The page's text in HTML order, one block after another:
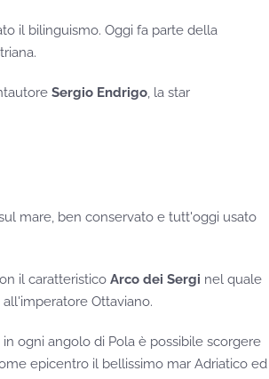
il bilinguismo. Oggi fa parte della
Sergio Endrigo, la star
mare, ben conservato e tutt'oggi usato
il caratteristico Arco dei Sergi nel quale
Ottaviano.
ogni angolo di Pola è possibile scorgere
epicentro il bellissimo mar Adriatico ed